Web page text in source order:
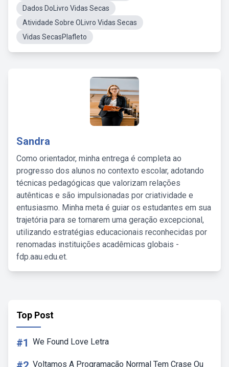
Dados DoLivro Vidas Secas
Atividade Sobre OLivro Vidas Secas
Vidas SecasPlafleto
Sandra
Como orientador, minha entrega é completa ao
progresso dos alunos no contexto escolar, adotando
técnicas pedagógicas que valorizam relações
autênticas e são impulsionadas por criatividade e
entusiasmo. Minha meta é guiar os estudantes em sua
trajetória para se tornarem uma geração excepcional,
utilizando estratégias educacionais reconhecidas por
renomadas instituições acadêmicas globais -
fdp.aau.edu.et.
Top Post
#1 We Found Love Letra
Voltamos A Programação Normal Tem Crase Ou